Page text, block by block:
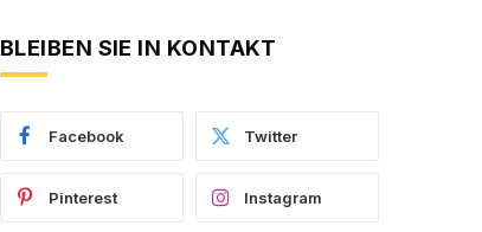
BLEIBEN SIE IN KONTAKT
Facebook Twitter
Pinterest Instagram